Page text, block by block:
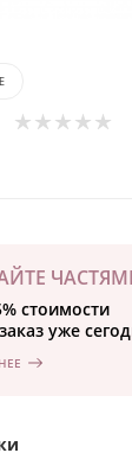
стоимости
уже